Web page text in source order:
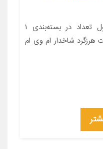
معرفی محصول جزئیات محصول تعداد در بسته‌بندی ۱
شاخدار ام وی ام